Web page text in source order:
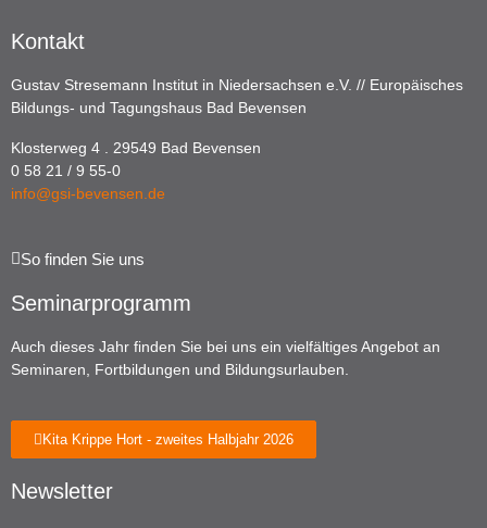
Kontakt
Gustav Stresemann Institut in Niedersachsen e.V. // Europäisches
Bildungs- und Tagungshaus Bad Bevensen
Klosterweg 4 . 29549 Bad Bevensen
0 58 21 / 9 55-0
info@gsi-bevensen.de
So finden Sie uns
Seminarprogramm
Auch dieses Jahr finden Sie bei uns ein vielfältiges Angebot an
Seminaren, Fortbildungen und Bildungsurlauben.
Kita Krippe Hort - zweites Halbjahr 2026
Newsletter